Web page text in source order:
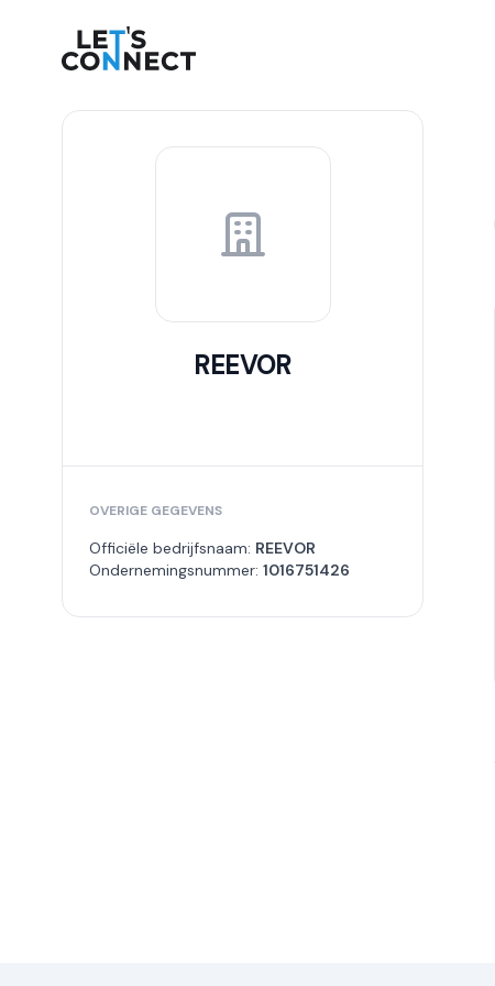
Let's Connect
REEVOR
OVERIGE GEGEVENS
Officiële bedrijfsnaam: REEVOR
Ondernemingsnummer: 1016751426